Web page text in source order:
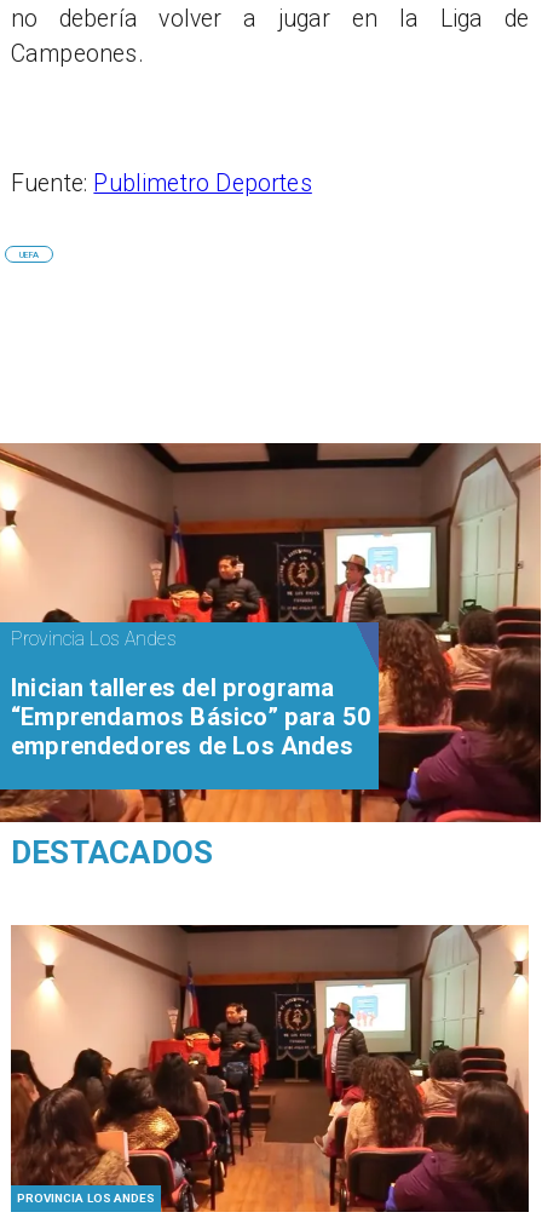
no debería volver a jugar en la Liga de
Campeones.
Fuente: Publimetro Deportes
UEFA
PROVINCIA LOS ANDES
Provincia Los Andes
Inician talleres del programa
“Emprendamos Básico” para 50
emprendedores de Los Andes
DESTACADOS